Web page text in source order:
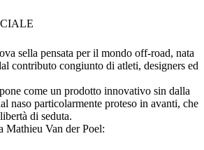
sella pensata per il mondo off-road, nata
contributo congiunto di atleti, designers ed
come un prodotto innovativo sin dalla
naso particolarmente proteso in avanti, che
di seduta.
Mathieu Van der Poel: